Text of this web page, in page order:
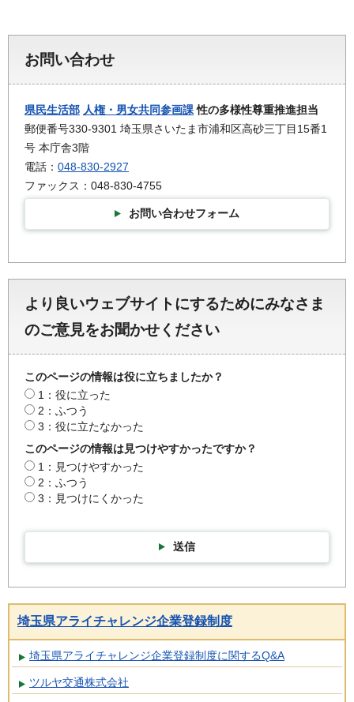
お問い合わせ
県民生活部 人権・男女共同参画課性の多様性尊重推進担当
郵便番号330-9301 埼玉県さいたま市浦和区高砂三丁目15番1
号 本庁舎3階
電話： 048-830-2927
ファックス：048-830-4755
お問い合わせフォーム
より良いウェブサイトにするためにみなさま
のご意見をお聞かせください
このページの情報は役に立ちましたか？
1：役に立った
2：ふつう
3：役に立たなかった
このページの情報は見つけやすかったですか？
1：見つけやすかった
2：ふつう
3：見つけにくかった
送信
埼玉県アライチャレンジ企業登録制度
埼玉県アライチャレンジ企業登録制度に関するQ&A
ツルヤ交通株式会社